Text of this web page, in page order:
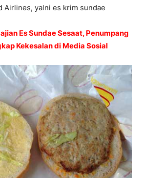
Airlines, yalni es krim sundae
Es Sundae Sesaat, Penumpang
Kekesalan di Media Sosial